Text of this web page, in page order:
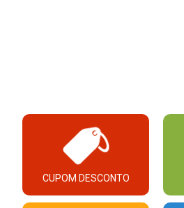
CUPOM DESCONTO